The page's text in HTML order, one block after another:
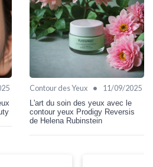
Contour des Yeux • 11/09/2025
L'art du soin des yeux avec le
contour yeux Prodigy Reversis
de Helena Rubinstein